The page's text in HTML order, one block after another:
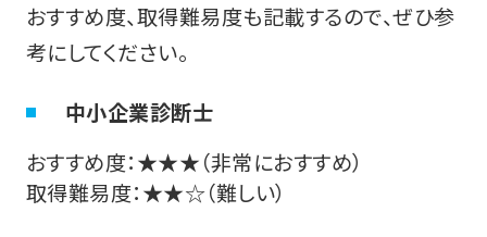
おすすめ度、取得難易度も記載するので、ぜひ参
考にしてください。
中小企業診断士
おすすめ度：★★★（非常におすすめ）
取得難易度：★★☆（難しい）